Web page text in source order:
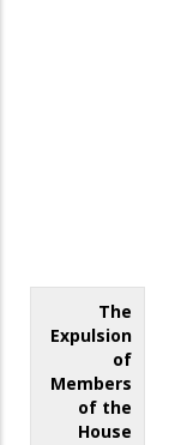
The
Expulsion
of
Members
of the
House